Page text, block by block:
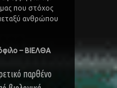
μας που στόχος
ανθρώπου
– ΒΙΕΛΘΑ
παρθένο